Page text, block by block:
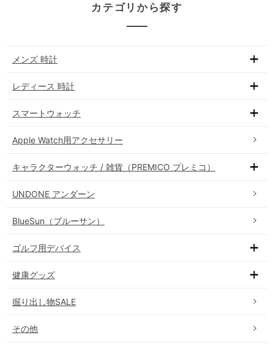
カテゴリから探す
メンズ 時計
レディース 時計
スマートウォッチ
Apple Watch用アクセサリー
キャラクターウォッチ / 雑貨（PREMICO プレミコ）
UNDONE アンダーン
BlueSun（ブルーサン）
ゴルフ用デバイス
健康グッズ
掘り出し物SALE
その他